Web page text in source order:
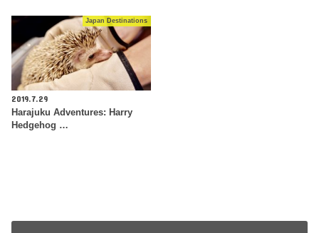
Japan Destinations
2019.7.29
Harajuku Adventures: Harry
Hedgehog …